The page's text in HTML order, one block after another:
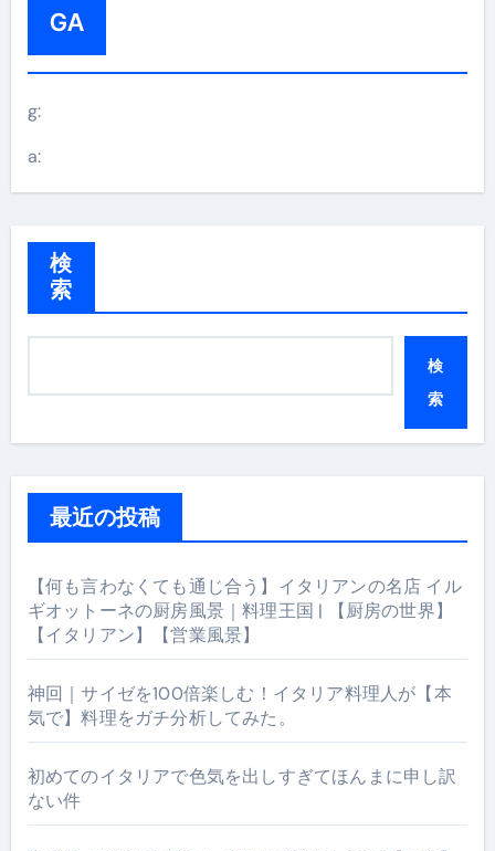
GA
g:
a:
検
索
検
索
最近の投稿
【何も言わなくても通じ合う】イタリアンの名店 イル
ギオットーネの厨房風景｜料理王国 | 【厨房の世界】
【イタリアン】【営業風景】
神回｜サイゼを100倍楽しむ！イタリア料理人が【本
気で】料理をガチ分析してみた。
初めてのイタリアで色気を出しすぎてほんまに申し訳
ない件